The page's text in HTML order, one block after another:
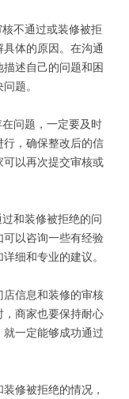
不通过或装修被拒
体的原因。在沟通
述自己的问题和困
题。
问题，一定要及时
，确保整改后的信
以再次提交审核或
和装修被拒绝的问
以咨询一些有经验
细和专业的建议。
信息和装修的审核
商家也要保持耐心
一定能够成功通过
修被拒绝的情况，